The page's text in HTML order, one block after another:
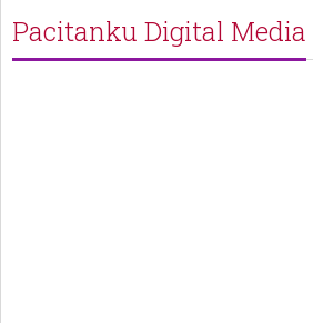
Pacitanku Digital Media